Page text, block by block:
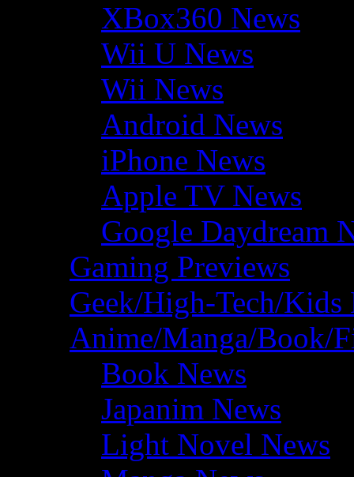
XBox360 News
Wii U News
Wii News
Android News
iPhone News
Apple TV News
Google Daydream
Gaming Previews
Geek/High-Tech/Kids
Anime/Manga/Book/
Book News
Japanim News
Light Novel News